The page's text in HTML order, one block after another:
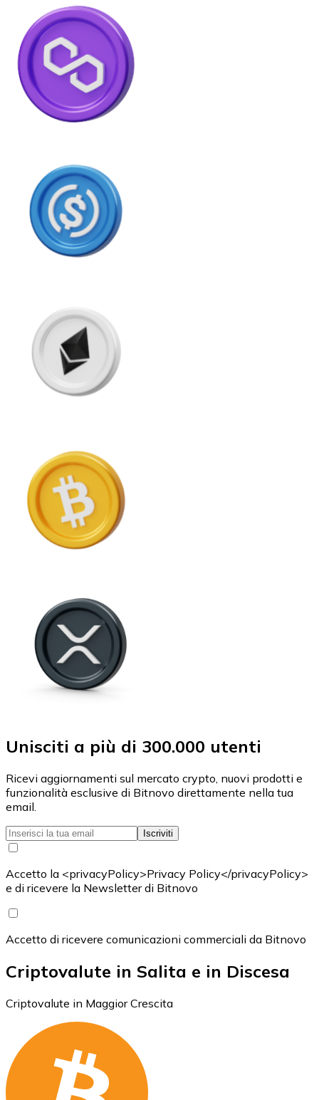
Unisciti a più di 300.000 utenti
Ricevi aggiornamenti sul mercato crypto, nuovi prodotti e
funzionalità esclusive di Bitnovo direttamente nella tua
email.
Iscriviti
Accetto la <privacyPolicy>Privacy Policy</privacyPolicy>
e di ricevere la Newsletter di Bitnovo
Accetto di ricevere comunicazioni commerciali da Bitnovo
Criptovalute in Salita e in Discesa
Criptovalute in Maggior Crescita